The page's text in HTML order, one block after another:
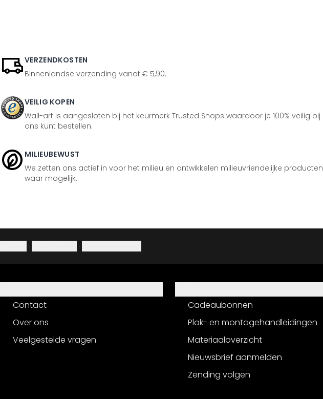
VERZENDKOSTEN
Binnenlandse verzending vanaf € 5,90.
VEILIG KOPEN
Wall-art is aangesloten bij het keurmerk Trusted Shops waardoor je 100% veilig bij
ons kunt bestellen.
MILIEUBEWUST
We zetten ons actief in voor het milieu en ontwikkelen milieuvriendelijke producten
waar mogelijk.
· ·
Contact
Over ons
Veelgestelde vragen
Cadeaubonnen
Plak- en montagehandleidingen
Materiaaloverzicht
Nieuwsbrief aanmelden
Zending volgen